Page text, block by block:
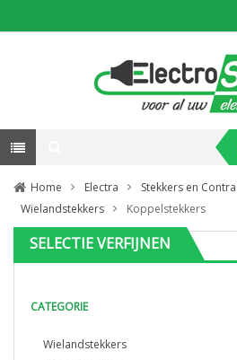
Home Electra
Stekkers en
Wielandstekkers
Koppelstekkers
SELECTIE VERFIJNEN
CATEGORIE
Wielandstekkers